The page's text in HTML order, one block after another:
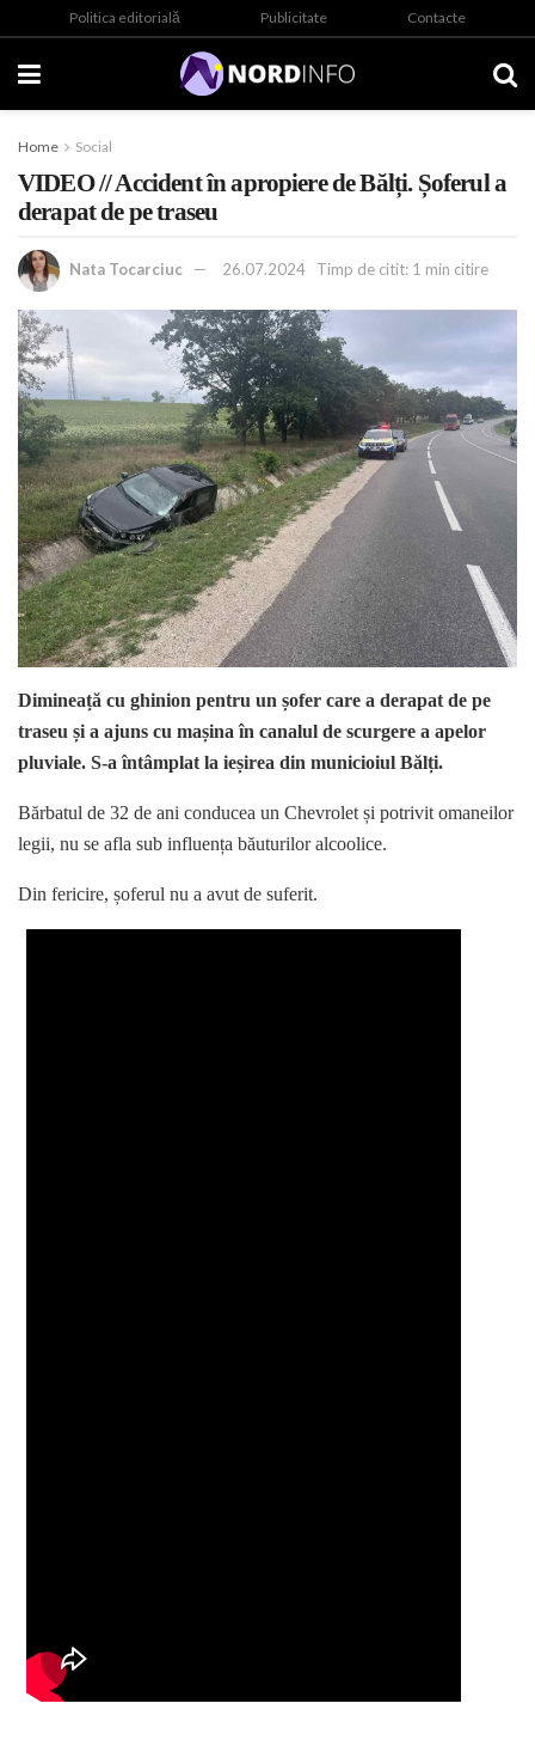
Politica editorială Publicitate Contacte
Home Social
VIDEO // Accident în apropiere de Bălți. Șoferul a
derapat de pe traseu
Nata Tocarciuc 26.07.2024 Timp de citit: 1 min citire
Dimineață cu ghinion pentru un șofer care a derapat de pe
traseu și a ajuns cu mașina în canalul de scurgere a apelor
pluviale. S-a întâmplat la ieșirea din municioiul Bălți.
Bărbatul de 32 de ani conducea un Chevrolet și potrivit omaneilor
legii, nu se afla sub influența băuturilor alcoolice.
Din fericire, șoferul nu a avut de suferit.